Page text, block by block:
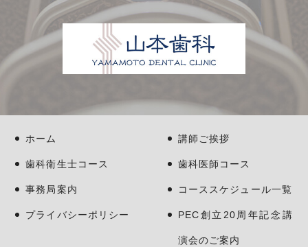
ホーム 講師ご挨拶
歯科衛生士コース 歯科医師コース
事務局案内 コーススケジュール一覧
プライバシーポリシー PEC創立20周年記念講
演会のご案内